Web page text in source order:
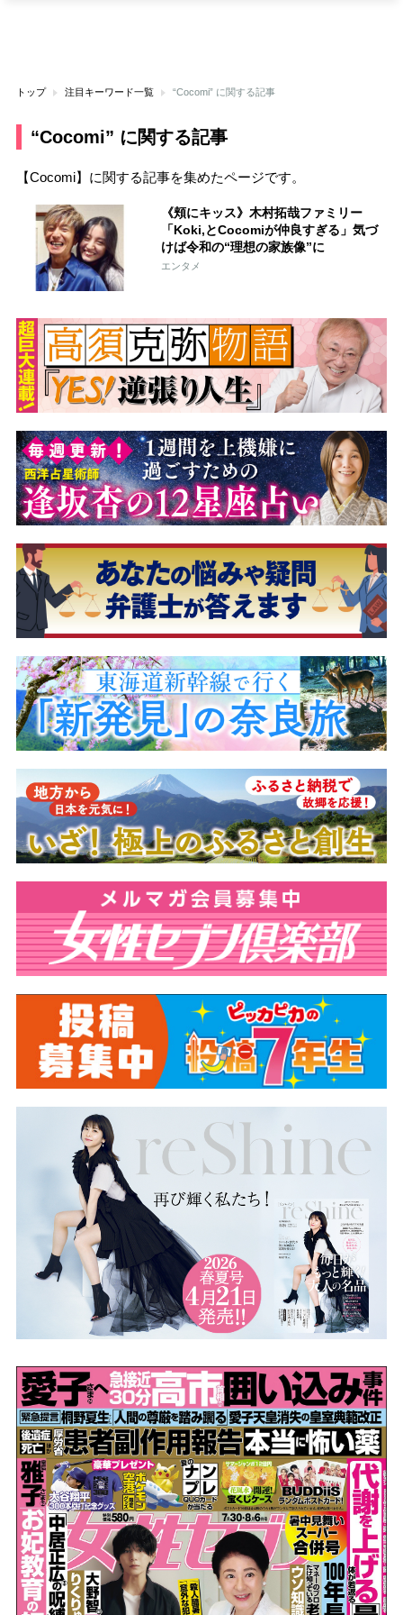
トップ 注目キーワード一覧 “Cocomi” に関する記事
“Cocomi” に関する記事
【Cocomi】に関する記事を集めたページです。
《頬にキッス》木村拓哉ファミリー
「Koki,とCocomiが仲良すぎる」気づ
けば令和の“理想の家族像”に
エンタメ